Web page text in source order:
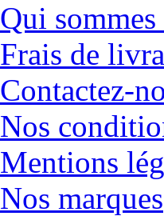
Qui sommes
Frais de
Contactez-
Nos
Mentions
Nos marques